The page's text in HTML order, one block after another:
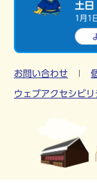
土日
1月1
お問い合わせ
ウェブアクセシビ